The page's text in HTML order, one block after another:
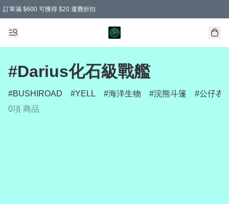
訂單滿 $600 可獲得 $20 運費折扣
#Darius化石級戰艦
BUSHIROAD YELL 海洋生物 浣熊斗篷
公仔衣
0項 商品